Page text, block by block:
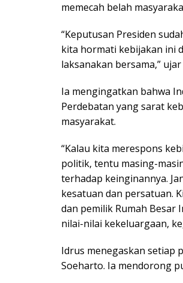
memecah belah
“Keputusan Presiden
kita hormati kebijakan ini
laksanakan bersama,”
Ia mengingatkan bahwa
Perdebatan yang sarat
masyarakat.
“Kalau kita merespons
politik, tentu masing-
terhadap keinginannya.
kesatuan dan persatuan.
dan pemilik Rumah Besar
nilai-nilai kekeluargaan,
Idrus menegaskan setiap
Soeharto. Ia mendorong